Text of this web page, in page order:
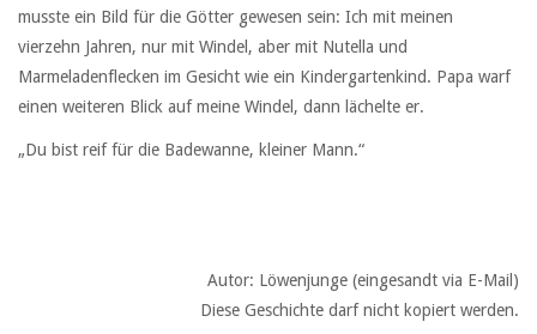
musste ein Bild für die Götter gewesen sein: Ich mit meinen
vierzehn Jahren, nur mit Windel, aber mit Nutella und
Marmeladenflecken im Gesicht wie ein Kindergartenkind. Papa warf
einen weiteren Blick auf meine Windel, dann lächelte er.
„Du bist reif für die Badewanne, kleiner Mann.“
Autor: Löwenjunge (eingesandt via E-Mail)
Diese Geschichte darf nicht kopiert werden.